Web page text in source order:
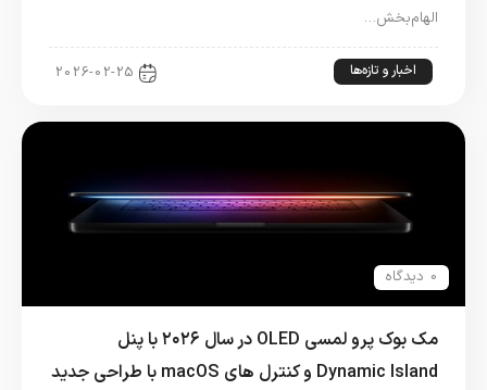
الهام‌بخش…
اخبار و تازه‌ها 2026-02-25
0 دیدگاه
مک بوک پرو لمسی OLED در سال ۲۰۲۶ با پنل
Dynamic Island و کنترل های macOS با طراحی جدید